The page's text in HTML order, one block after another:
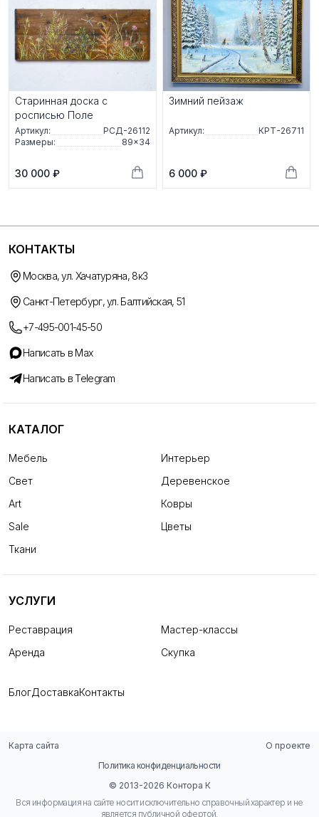
Старинная доска с
росписью Поле
Артикул:
РСД-26112
Размеры:
89×34
30 000 ₽
Зимний пейзаж
Артикул: КРТ-26711
6 000 ₽
КОНТАКТЫ
Москва, ул. Хачатуряна, 8к3
Санкт-Петербург, ул. Балтийская, 51
+7-495-001-45-50
Написать в Max
Написать в Telegram
КАТАЛОГ
Мебель
Интерьер
Свет
Деревенское
Art
Ковры
Sale
Цветы
Ткани
УСЛУГИ
Реставрация
Мастер-классы
Аренда
Скупка
БлогДоставкаКонтакты
Карта сайта
О проекте
Политика конфиденциальности
© 2013-2026 Контора К
Вся информация на сайте носит исключительно справочный характер и не
является публичной офертой.